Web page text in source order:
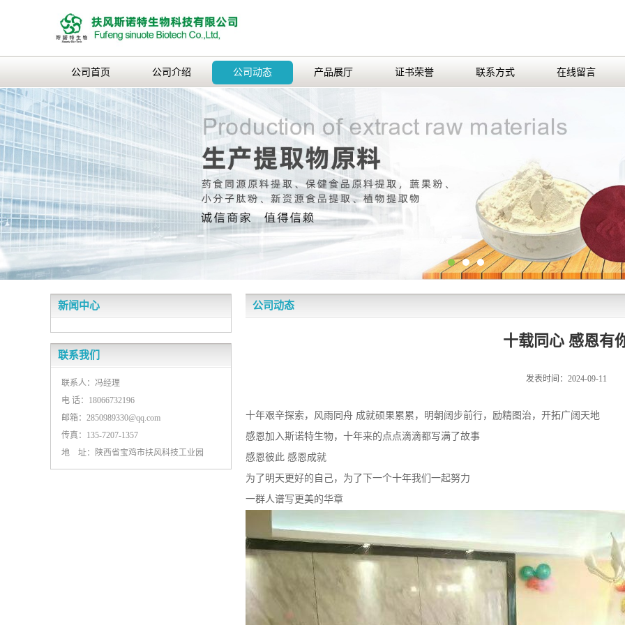
公司首页 公司介绍 公司动态 产品展厅 证书荣誉 联系方式 在线留言
新闻中心
联系我们
联系人：冯经理
电 话：18066732196
邮箱：2850989330@qq.com
传真：135-7207-1357
地 址：陕西省宝鸡市扶风科技工业园
公司动态
十载同心 感恩有
发表时间：2024-09-11
十年艰辛探索，风雨同舟 成就硕果累累，明朝阔步前行，励精图治，开拓广阔天地
感恩加入斯诺特生物，十年来的点点滴滴都写满了故事
感恩彼此 感恩成就
为了明天更好的自己，为了下一个十年我们一起努力
一群人谱写更美的华章